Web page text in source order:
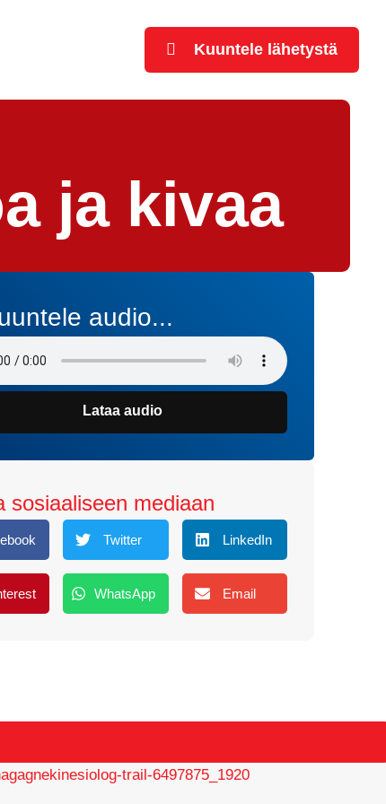
Kuuntele lähetystä
ja kivaa
audio...
Lataa audio
sosiaaliseen mediaan
Twitter LinkedIn
WhatsApp Email